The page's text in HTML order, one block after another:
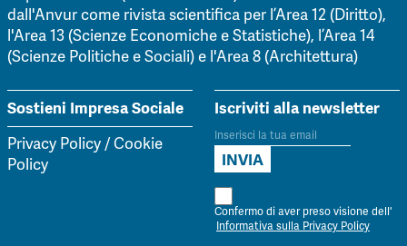
dall'Anvur come rivista scientifica per l’Area 12 (Diritto),
l'Area 13 (Scienze Economiche e Statistiche), l’Area 14
(Scienze Politiche e Sociali) e l'Area 8 (Architettura)
Sostieni Impresa Sociale
Privacy Policy/Cookie
Policy
Iscriviti alla newsletter
Confermo di aver preso visione dell'
Informativa sulla Privacy Policy